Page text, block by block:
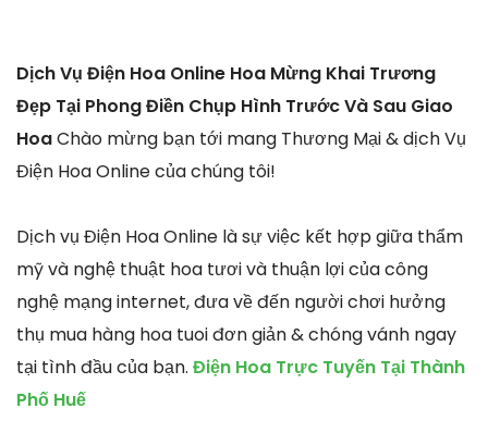
Dịch Vụ Điện Hoa Online Hoa Mừng Khai Trương
Đẹp Tại Phong Điền Chụp Hình Trước Và Sau Giao
HoaChào mừng bạn tới mang Thương Mại & dịch Vụ
Điện Hoa Online của chúng tôi!
Dịch vụ Điện Hoa Online là sự việc kết hợp giữa thẩm
mỹ và nghệ thuật hoa tươi và thuận lợi của công
nghệ mạng internet, đưa về đến người chơi hưởng
thụ mua hàng hoa tuoi đơn giản & chóng vánh ngay
tại tình đầu của bạn. Điện Hoa Trực Tuyến Tại Thành
Phố Huế